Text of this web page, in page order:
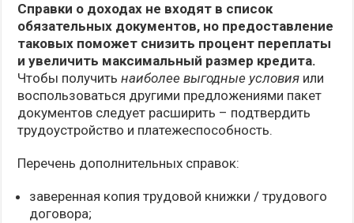
Справки о доходах не входят в список
обязательных документов, но предоставление
таковых поможет снизить процент переплаты
и увеличить максимальный размер кредита.
Чтобы получитьнаиболее выгодные условия или
воспользоваться другими предложениями пакет
документов следует расширить – подтвердить
трудоустройство и платежеспособность.
Перечень дополнительных справок:
заверенная копия трудовой книжки / трудового
договора;